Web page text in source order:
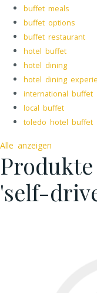
buffet meals
buffet options
buffet restaurant
hotel buffet
hotel dining
hotel dining
international buffet
local buffet
toledo hotel buffet
Alle anzeigen
'self-